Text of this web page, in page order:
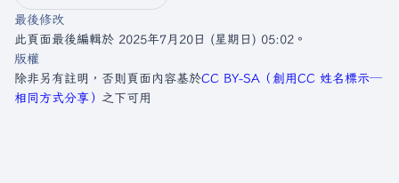
最後修改
此頁面最後編輯於 2025年7月20日 (星期日) 05:02。
版權
除非另有註明，否則頁面內容基於CC BY-SA（創用CC 姓名標示─
相同方式分享） 之下可用